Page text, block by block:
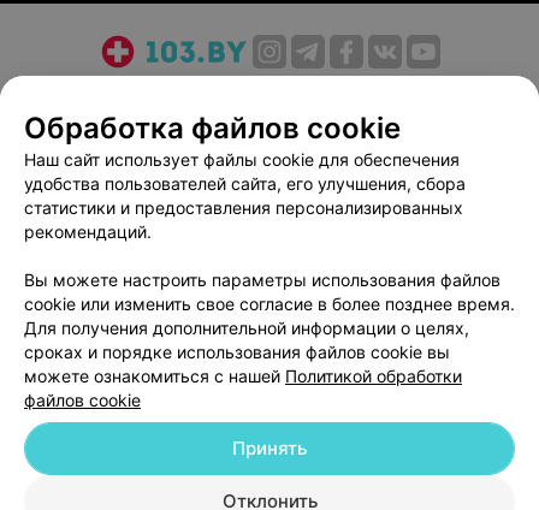
Медицинский маркетинг
Публичный договор
Пользовательское соглашение
Способы оплаты
Вакансии
Партнеры
Написать руководителю 103.by
Персональные настройки cookie
Обработка персональных данных
Обработка файлов cookie
Наш сайт использует файлы cookie для обеспечения
удобства пользователей сайта, его улучшения, сбора
статистики и предоставления персонализированных
рекомендаций.
Вы можете настроить параметры использования файлов
cookie или изменить свое согласие в более позднее время.
Для получения дополнительной информации о целях,
сроках и порядке использования файлов cookie вы
можете ознакомиться с нашей Политикой обработки
файлов cookie
Отклонить
Принять